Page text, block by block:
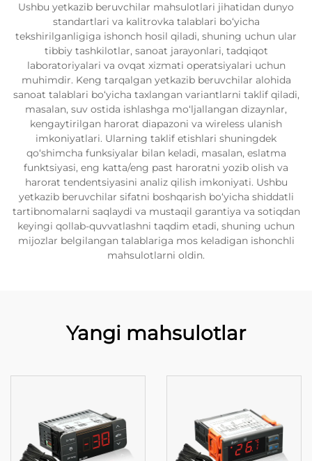
Ushbu yetkazib beruvchilar mahsulotlari jihatidan dunyo
standartlari va kalitrovka talablari bo‘yicha
tekshirilganligiga ishonch hosil qiladi, shuning uchun ular
tibbiy tashkilotlar, sanoat jarayonlari, tadqiqot
laboratoriyalari va ovqat xizmati operatsiyalari uchun
muhimdir. Keng tarqalgan yetkazib beruvchilar alohida
sanoat talablari bo‘yicha taxlangan variantlarni taklif qiladi,
masalan, suv ostida ishlashga mo‘ljallangan dizaynlar,
kengaytirilgan harorat diapazoni va wireless ulanish
imkoniyatlari. Ularning taklif etishlari shuningdek
qo‘shimcha funksiyalar bilan keladi, masalan, eslatma
funktsiyasi, eng katta/eng past haroratni yozib olish va
harorat tendentsiyasini analiz qilish imkoniyati. Ushbu
yetkazib beruvchilar sifatni boshqarish bo‘yicha shiddatli
tartibnomalarni saqlaydi va mustaqil garantiya va sotiqdan
keyingi qollab-quvvatlashni taqdim etadi, shuning uchun
mijozlar belgilangan talablariga mos keladigan ishonchli
mahsulotlarni oldin.
Yangi mahsulotlar